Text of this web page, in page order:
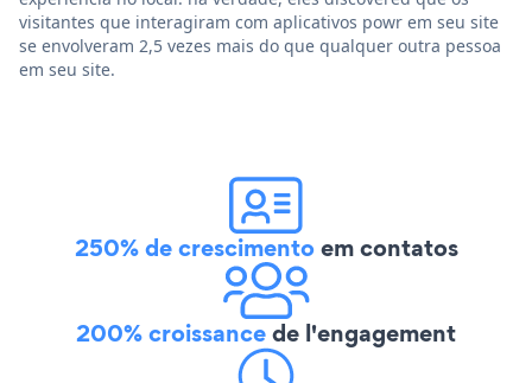
visitantes que interagiram com aplicativos powr em seu site
se envolveram 2,5 vezes mais do que qualquer outra pessoa
em seu site.
250% de crescimentoem contatos
200% croissancede l'engagement